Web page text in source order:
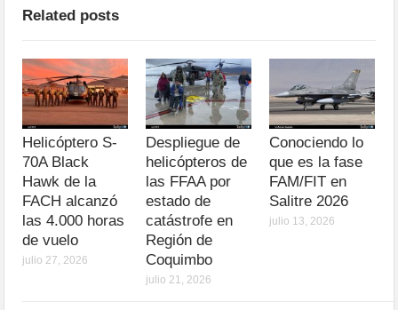
Related posts
Helicóptero S-
70A Black
Hawk de la
FACH alcanzó
las 4.000 horas
de vuelo
julio 27, 2026
Despliegue de
helicópteros de
las FFAA por
estado de
catástrofe en
Región de
Coquimbo
julio 21, 2026
Conociendo lo
que es la fase
FAM/FIT en
Salitre 2026
julio 13, 2026